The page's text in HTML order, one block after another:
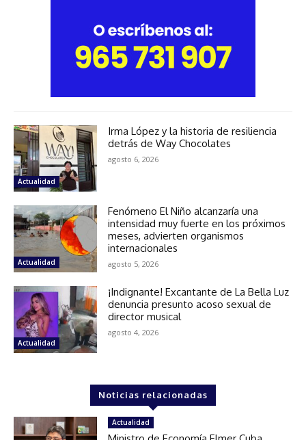
Actualidad
Irma López y la historia de resiliencia
detrás de Way Chocolates
agosto 6, 2026
Actualidad
Fenómeno El Niño alcanzaría una
intensidad muy fuerte en los próximos
meses, advierten organismos
internacionales
agosto 5, 2026
Actualidad
¡Indignante! Excantante de La Bella Luz
denuncia presunto acoso sexual de
director musical
agosto 4, 2026
Noticias relacionadas
Actualidad